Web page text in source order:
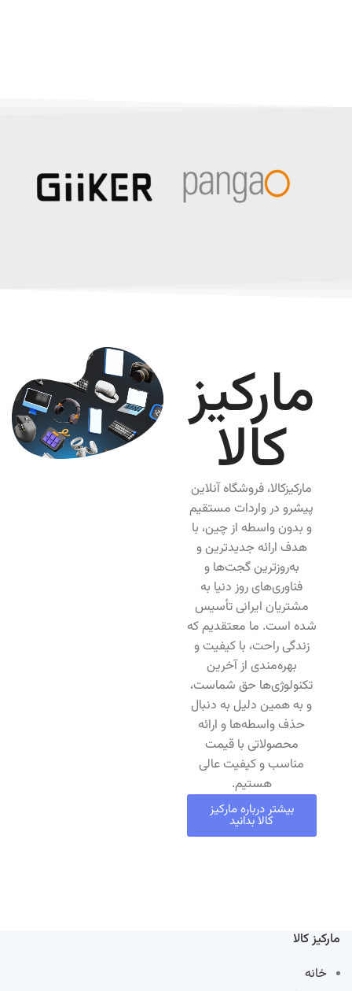
مارکیز
کالا
مارکیزکالا، فروشگاه آنلاین
پیشرو در واردات مستقیم
و بدون واسطه از چین، با
هدف ارائه جدیدترین و
به‌روزترین گجت‌ها و
فناوری‌های روز دنیا به
مشتریان ایرانی تأسیس
شده است. ما معتقدیم که
زندگی راحت، با کیفیت و
بهره‌مندی از آخرین
تکنولوژی‌ها حق شماست،
و به همین دلیل به دنبال
حذف واسطه‌ها و ارائه
محصولاتی با قیمت
مناسب و کیفیت عالی
هستیم.
بیشتر درباره مارکیز
کالا بدانید
مارکیز کالا
خانه